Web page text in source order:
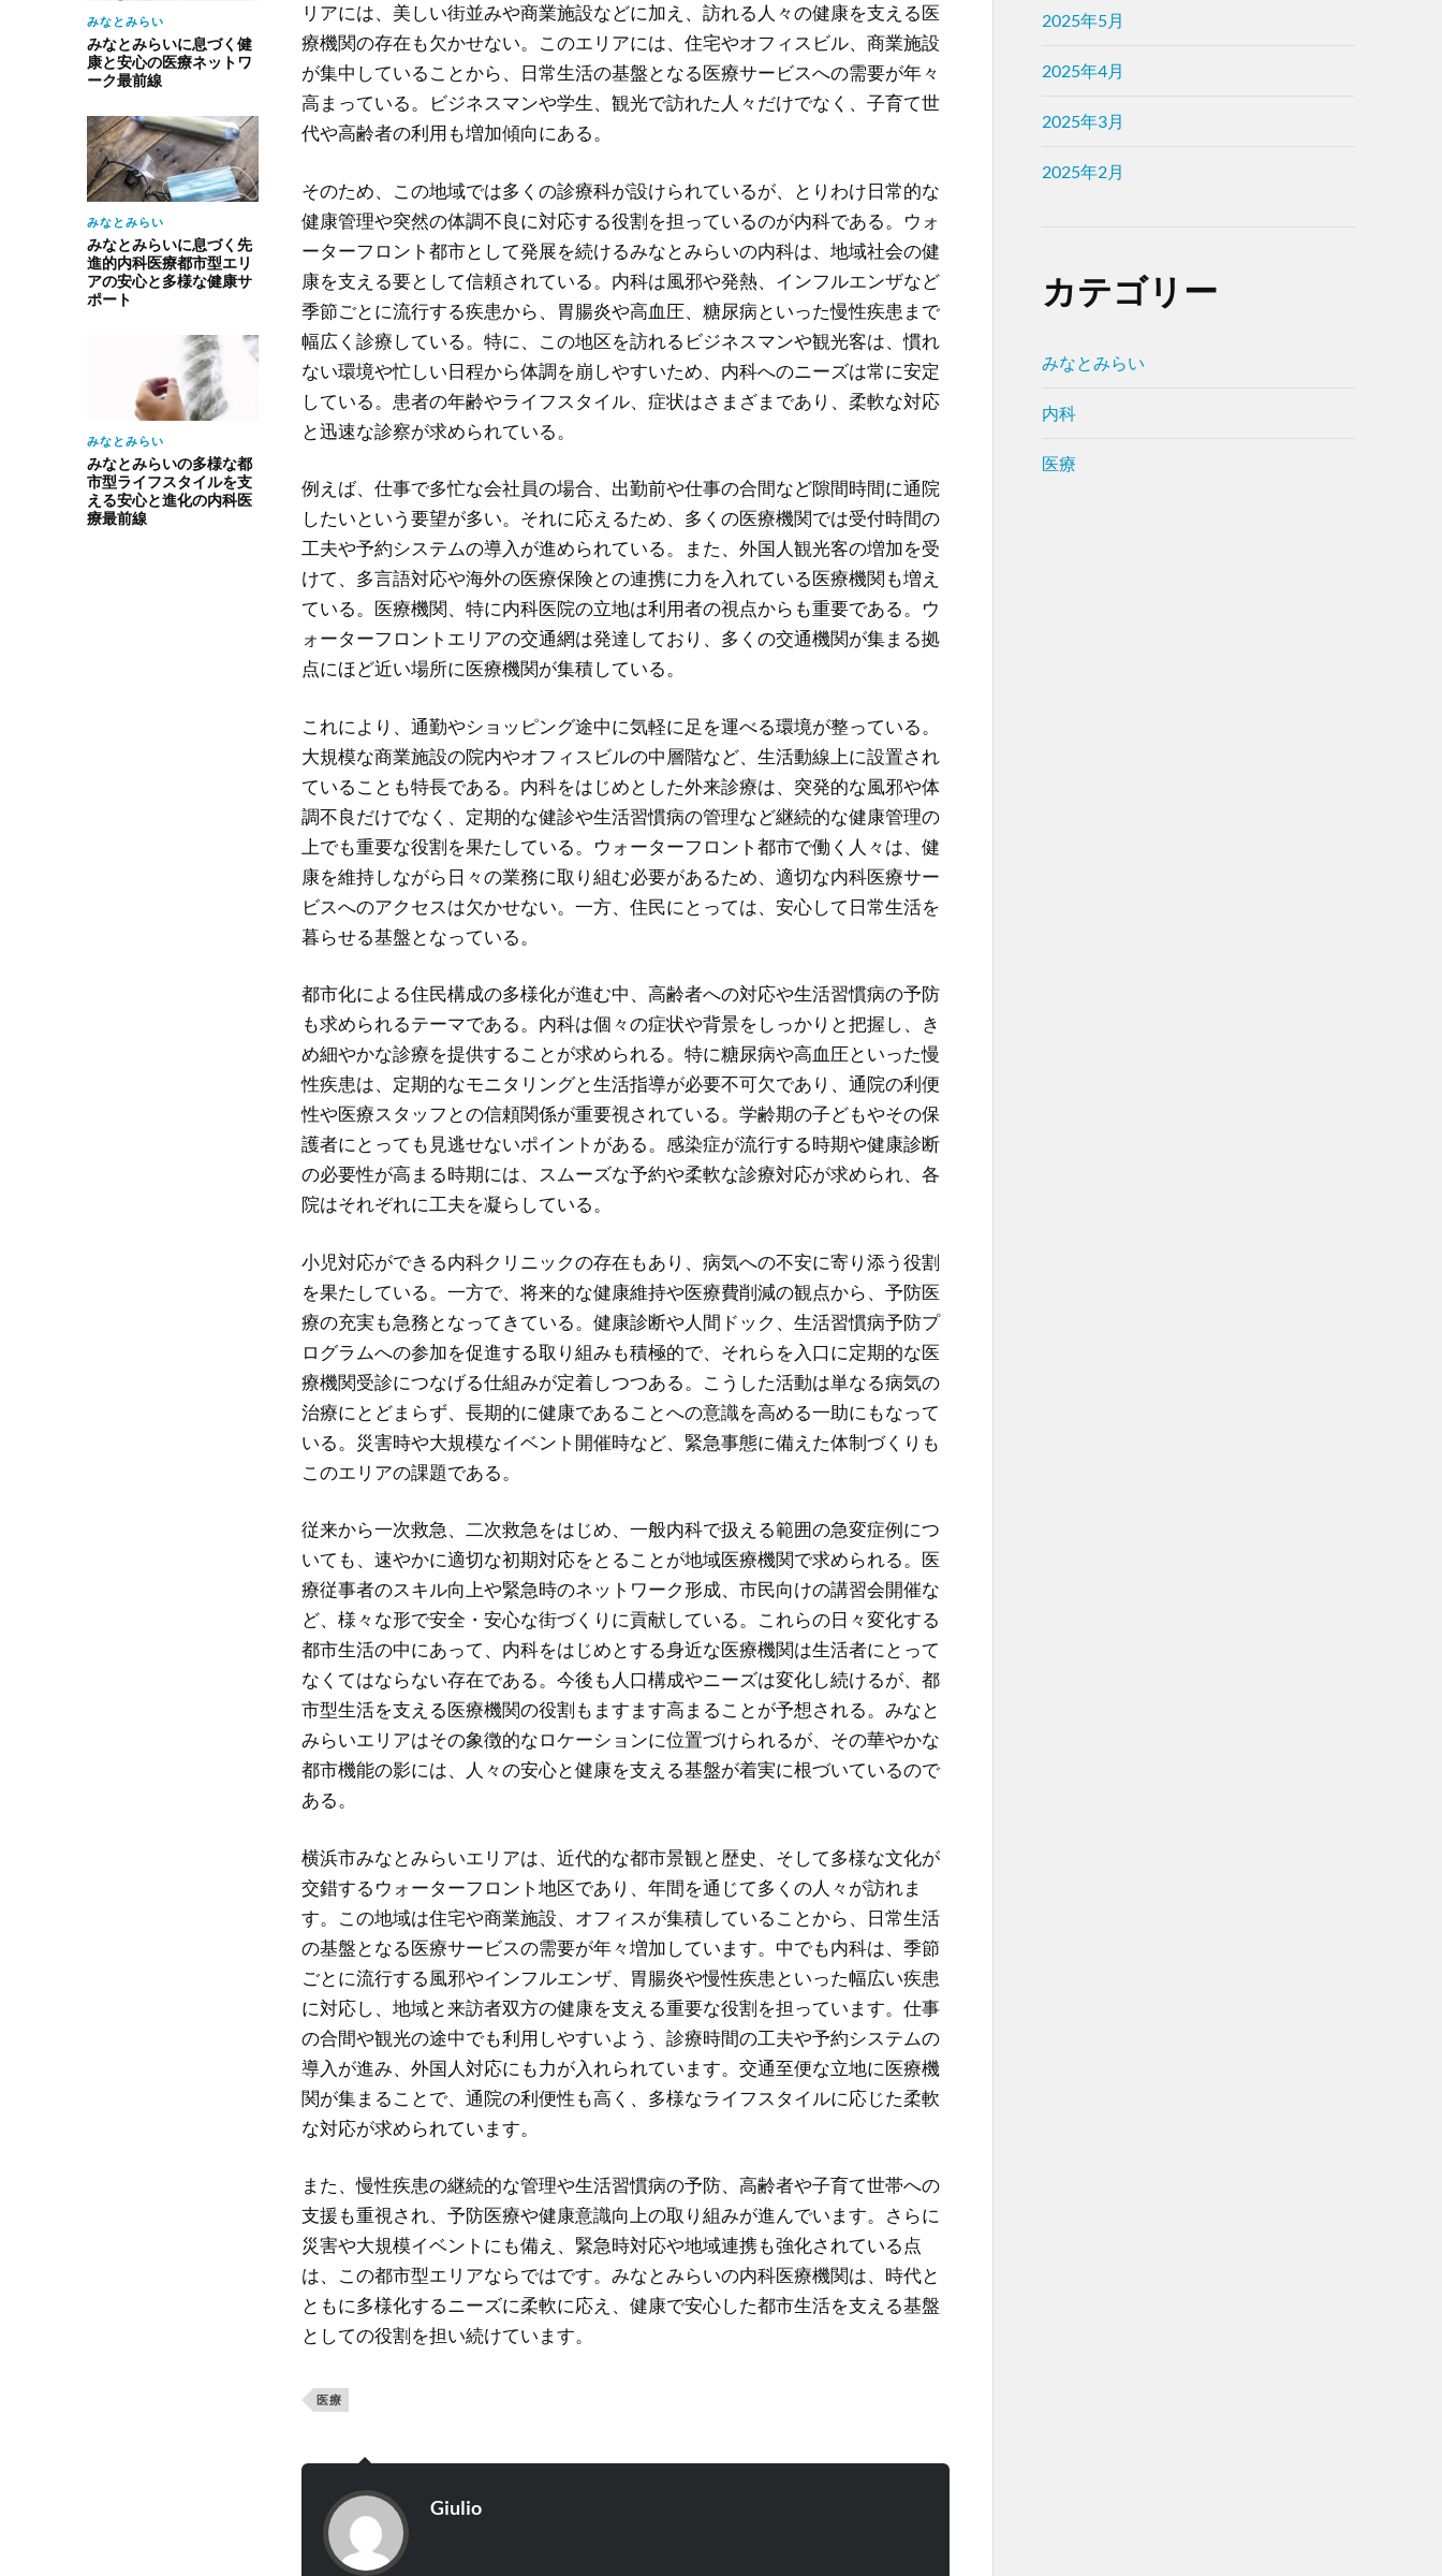
みなとみらい
みなとみらいに息づく健
康と安心の医療ネットワ
ーク最前線
みなとみらい
みなとみらいに息づく先
進的内科医療都市型エリ
アの安心と多様な健康サ
ポート
みなとみらい
みなとみらいの多様な都
市型ライフスタイルを支
える安心と進化の内科医
療最前線
リアには、美しい街並みや商業施設などに加え、訪れる人々の健康を支える医
療機関の存在も欠かせない。このエリアには、住宅やオフィスビル、商業施設
が集中していることから、日常生活の基盤となる医療サービスへの需要が年々
高まっている。ビジネスマンや学生、観光で訪れた人々だけでなく、子育て世
代や高齢者の利用も増加傾向にある。
そのため、この地域では多くの診療科が設けられているが、とりわけ日常的な
健康管理や突然の体調不良に対応する役割を担っているのが内科である。ウォ
ーターフロント都市として発展を続けるみなとみらいの内科は、地域社会の健
康を支える要として信頼されている。内科は風邪や発熱、インフルエンザなど
季節ごとに流行する疾患から、胃腸炎や高血圧、糖尿病といった慢性疾患まで
幅広く診療している。特に、この地区を訪れるビジネスマンや観光客は、慣れ
ない環境や忙しい日程から体調を崩しやすいため、内科へのニーズは常に安定
している。患者の年齢やライフスタイル、症状はさまざまであり、柔軟な対応
と迅速な診察が求められている。
例えば、仕事で多忙な会社員の場合、出勤前や仕事の合間など隙間時間に通院
したいという要望が多い。それに応えるため、多くの医療機関では受付時間の
工夫や予約システムの導入が進められている。また、外国人観光客の増加を受
けて、多言語対応や海外の医療保険との連携に力を入れている医療機関も増え
ている。医療機関、特に内科医院の立地は利用者の視点からも重要である。ウ
ォーターフロントエリアの交通網は発達しており、多くの交通機関が集まる拠
点にほど近い場所に医療機関が集積している。
これにより、通勤やショッピング途中に気軽に足を運べる環境が整っている。
大規模な商業施設の院内やオフィスビルの中層階など、生活動線上に設置され
ていることも特長である。内科をはじめとした外来診療は、突発的な風邪や体
調不良だけでなく、定期的な健診や生活習慣病の管理など継続的な健康管理の
上でも重要な役割を果たしている。ウォーターフロント都市で働く人々は、健
康を維持しながら日々の業務に取り組む必要があるため、適切な内科医療サー
ビスへのアクセスは欠かせない。一方、住民にとっては、安心して日常生活を
暮らせる基盤となっている。
都市化による住民構成の多様化が進む中、高齢者への対応や生活習慣病の予防
も求められるテーマである。内科は個々の症状や背景をしっかりと把握し、き
め細やかな診療を提供することが求められる。特に糖尿病や高血圧といった慢
性疾患は、定期的なモニタリングと生活指導が必要不可欠であり、通院の利便
性や医療スタッフとの信頼関係が重要視されている。学齢期の子どもやその保
護者にとっても見逃せないポイントがある。感染症が流行する時期や健康診断
の必要性が高まる時期には、スムーズな予約や柔軟な診療対応が求められ、各
院はそれぞれに工夫を凝らしている。
小児対応ができる内科クリニックの存在もあり、病気への不安に寄り添う役割
を果たしている。一方で、将来的な健康維持や医療費削減の観点から、予防医
療の充実も急務となってきている。健康診断や人間ドック、生活習慣病予防プ
ログラムへの参加を促進する取り組みも積極的で、それらを入口に定期的な医
療機関受診につなげる仕組みが定着しつつある。こうした活動は単なる病気の
治療にとどまらず、長期的に健康であることへの意識を高める一助にもなって
いる。災害時や大規模なイベント開催時など、緊急事態に備えた体制づくりも
このエリアの課題である。
従来から一次救急、二次救急をはじめ、一般内科で扱える範囲の急変症例につ
いても、速やかに適切な初期対応をとることが地域医療機関で求められる。医
療従事者のスキル向上や緊急時のネットワーク形成、市民向けの講習会開催な
ど、様々な形で安全・安心な街づくりに貢献している。これらの日々変化する
都市生活の中にあって、内科をはじめとする身近な医療機関は生活者にとって
なくてはならない存在である。今後も人口構成やニーズは変化し続けるが、都
市型生活を支える医療機関の役割もますます高まることが予想される。みなと
みらいエリアはその象徴的なロケーションに位置づけられるが、その華やかな
都市機能の影には、人々の安心と健康を支える基盤が着実に根づいているので
ある。
横浜市みなとみらいエリアは、近代的な都市景観と歴史、そして多様な文化が
交錯するウォーターフロント地区であり、年間を通じて多くの人々が訪れま
す。この地域は住宅や商業施設、オフィスが集積していることから、日常生活
の基盤となる医療サービスの需要が年々増加しています。中でも内科は、季節
ごとに流行する風邪やインフルエンザ、胃腸炎や慢性疾患といった幅広い疾患
に対応し、地域と来訪者双方の健康を支える重要な役割を担っています。仕事
の合間や観光の途中でも利用しやすいよう、診療時間の工夫や予約システムの
導入が進み、外国人対応にも力が入れられています。交通至便な立地に医療機
関が集まることで、通院の利便性も高く、多様なライフスタイルに応じた柔軟
な対応が求められています。
また、慢性疾患の継続的な管理や生活習慣病の予防、高齢者や子育て世帯への
支援も重視され、予防医療や健康意識向上の取り組みが進んでいます。さらに
災害や大規模イベントにも備え、緊急時対応や地域連携も強化されている点
は、この都市型エリアならではです。みなとみらいの内科医療機関は、時代と
ともに多様化するニーズに柔軟に応え、健康で安心した都市生活を支える基盤
としての役割を担い続けています。
医療
Giulio
2025年5月
2025年4月
2025年3月
2025年2月
カテゴリー
みなとみらい
内科
医療